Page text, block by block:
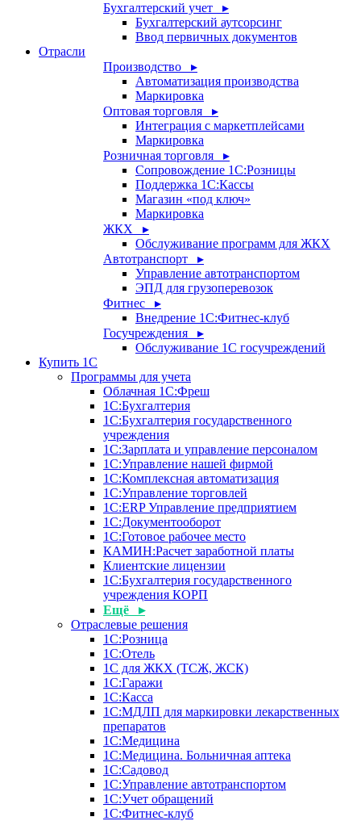
Бухгалтерский учет ▸
Бухгалтерский аутсорсинг
Ввод первичных документов
Отрасли
Производство ▸
Автоматизация производства
Маркировка
Оптовая торговля ▸
Интеграция с маркетплейсами
Маркировка
Розничная торговля ▸
Сопровождение 1С:Розницы
Поддержка 1С:Кассы
Магазин «под ключ»
Маркировка
ЖКХ ▸
Обслуживание программ для ЖКХ
Автотранспорт ▸
Управление автотранспортом
ЭПД для грузоперевозок
Фитнес ▸
Внедрение 1С:Фитнес-клуб
Госучреждения ▸
Обслуживание 1С госучреждений
Купить 1С
Программы для учета
Облачная 1С:Фреш
1С:Бухгалтерия
1С:Бухгалтерия государственного
учреждения
1С:Зарплата и управление персоналом
1С:Управление нашей фирмой
1С:Комплексная автоматизация
1С:Управление торговлей
1С:ERP Управление предприятием
1С:Документооборот
1C:Готовое рабочее место
КАМИН:Расчет заработной платы
Клиентские лицензии
1С:Бухгалтерия государственного
учреждения КОРП
Ещё ▸
Отраслевые решения
1С:Розница
1С:Отель
1С для ЖКХ (ТСЖ, ЖСК)
1С:Гаражи
1С:Касса
1С:МДЛП для маркировки лекарственных
препаратов
1С:Медицина
1С:Медицина. Больничная аптека
1С:Садовод
1С:Управление автотранспортом
1С:Учет обращений
1С:Фитнес-клуб